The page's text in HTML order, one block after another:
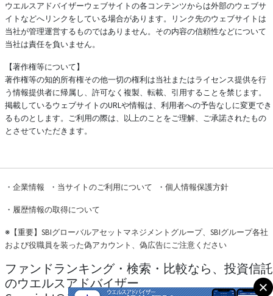
ウエルスアドバイザーウェブサイトの各コンテンツからは外部のウェブサ
イトなどへリンクをしている場合があります。リンク先のウェブサイトは
当社が管理運営するものではありません。その内容の信頼性などについて
当社は責任を負いません。
【著作権等について】
著作権等の知的所有権その他一切の権利は当社またはライセンス提供を行
う情報提供者に帰属し、許可なく複製、転載、引用することを禁じます。
掲載しているウェブサイトのURLや情報は、利用者への予告なしに変更でき
るものとします。ご利用の際は、以上のことをご理解、ご承諾されたもの
とさせていただきます。
・ 企業情報 ・ 当サイトのご利用について ・ 個人情報保護方針
・ 履歴情報の取得について
※ 【重要】SBIグローバルアセットマネジメントグループ、SBIグループ各社
および役職員を装った偽アカウント、偽広告にご注意ください
ファンドランキング・検索・比較なら、投資信託
のウエルスアドバイザー